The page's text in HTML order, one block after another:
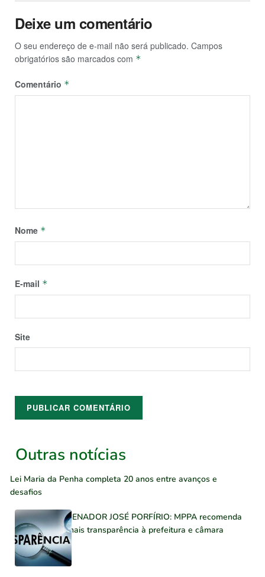
Deixe um comentário
O seu endereço de e-mail não será publicado. Campos
obrigatórios são marcados com *
Comentário *
Nome *
E-mail *
Site
Outras notícias
Lei Maria da Penha completa 20 anos entre avanços e
desafios
SENADOR JOSÉ PORFÍRIO: MPPA recomenda
mais transparência à prefeitura e câmara